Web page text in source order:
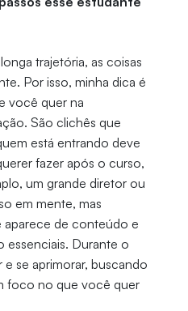
trajetória, as coisas
Por isso, minha dica é
você quer na
São clichês que
está entrando deve
fazer após o curso,
um grande diretor ou
em mente, mas
de conteúdo e
essenciais. Durante o
se aprimorar, buscando
foco no que você quer